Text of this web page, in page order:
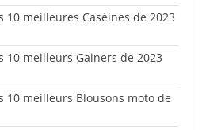
10 meilleures Caséines de 2023
10 meilleurs Gainers de 2023
10 meilleurs Blousons moto de